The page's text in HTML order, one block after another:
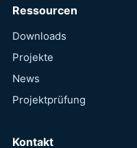
Ressourcen
Downloads
Projekte
News
Projektprüfung
Kontakt